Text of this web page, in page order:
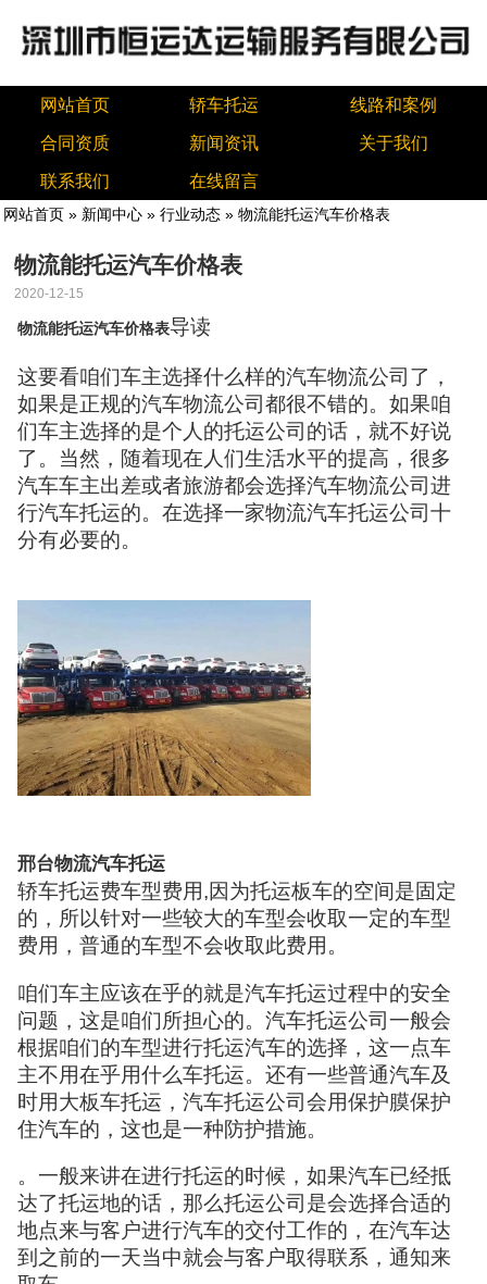
网站首页 轿车托运 线路和案例
合同资质 新闻资讯 关于我们
联系我们 在线留言
网站首页 » 新闻中心 » 行业动态 » 物流能托运汽车价格表
物流能托运汽车价格表
2020-12-15
物流能托运汽车价格表导读
这要看咱们车主选择什么样的汽车物流公司了，
如果是正规的汽车物流公司都很不错的。如果咱
们车主选择的是个人的托运公司的话，就不好说
了。当然，随着现在人们生活水平的提高，很多
汽车车主出差或者旅游都会选择汽车物流公司进
行汽车托运的。在选择一家物流汽车托运公司十
分有必要的。
邢台物流汽车托运
轿车托运费车型费用,因为托运板车的空间是固定
的，所以针对一些较大的车型会收取一定的车型
费用，普通的车型不会收取此费用。
咱们车主应该在乎的就是汽车托运过程中的安全
问题，这是咱们所担心的。汽车托运公司一般会
根据咱们的车型进行托运汽车的选择，这一点车
主不用在乎用什么车托运。还有一些普通汽车及
时用大板车托运，汽车托运公司会用保护膜保护
住汽车的，这也是一种防护措施。
。一般来讲在进行托运的时候，如果汽车已经抵
达了托运地的话，那么托运公司是会选择合适的
地点来与客户进行汽车的交付工作的，在汽车达
到之前的一天当中就会与客户取得联系，通知来